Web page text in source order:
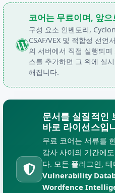
코어는 무료이며, 앞
구성 요소 인벤토리,
CSAF/VEX 및 적합성 선언
의 서버에서 직접 실행되
스를 추가하면 그 위에 실
해집니다.
문서를 실질적인
바로 라이선스입
무료 코어는 서류를
감사 사이의 기간에
다. 모든 플러그인,
Vulnerability
Wordfence